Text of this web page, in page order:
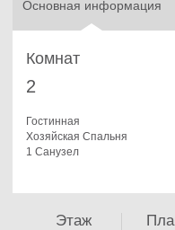
Основная информация
Комнат
2
Гостинная
Хозяйская Спальня
1 Санузел
Этаж